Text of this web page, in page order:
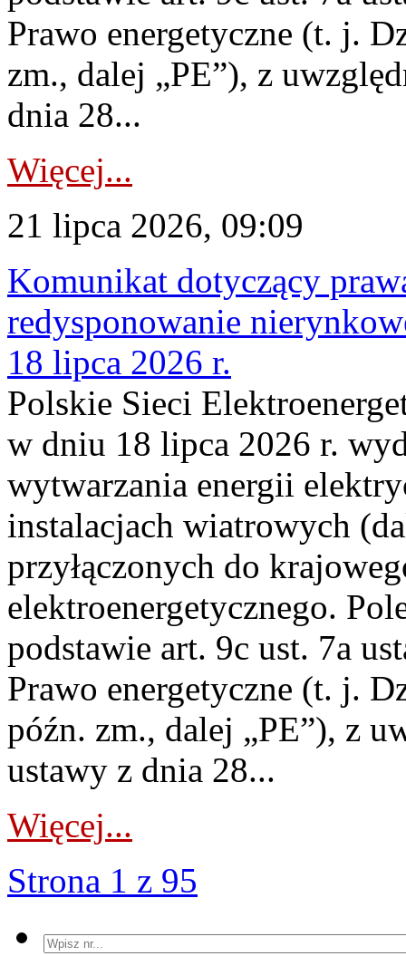
Prawo energetyczne (t. j.
zm., dalej „PE”), z
dnia 28...
Więcej...
21 lipca 2026, 09:09
Komunikat dotyczący
redysponowanie
18 lipca 2026 r.
Polskie Sieci
w dniu 18 lipca 2026 r.
wytwarzania energii
instalacjach wiatrowych
przyłączonych do
elektroenergetycznego.
podstawie art. 9c ust. 7a
Prawo energetyczne (t. j.
późn. zm., dalej „PE”), z
ustawy z dnia 28...
Więcej...
Strona 1 z 95